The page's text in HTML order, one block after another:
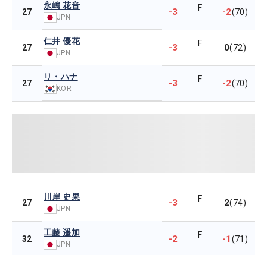
27
永嶋 花音
JPN -3 F -2(70)
27
仁井 優花
JPN -3 F 0(72)
27
リ・ハナ
KOR -3 F -2(70)
27
川岸 史果
JPN
-3 F 2(74)
32
工藤 遥加
JPN -2 F -1(71)